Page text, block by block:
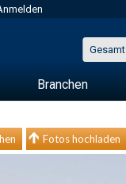
Gesamt
Branchen
Fotos hochladen